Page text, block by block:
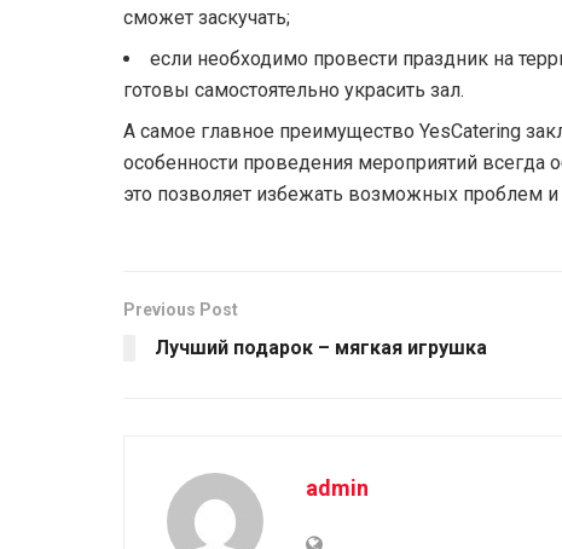
сможет заскучать;
если необходимо провести праздник на
готовы самостоятельно украсить зал.
А самое главное преимущество YesCatering
особенности проведения мероприятий
это позволяет избежать возможных проблем
Previous Post
Лучший подарок – мягкая игрушка
admin